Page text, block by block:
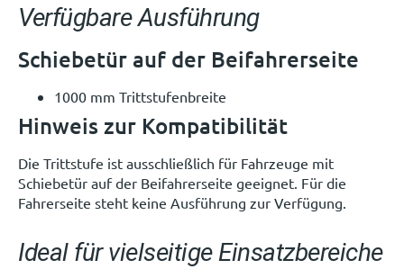
Verfügbare Ausführung
Schiebetür auf der Beifahrerseite
1000 mm Trittstufenbreite
Hinweis zur Kompatibilität
Die Trittstufe ist ausschließlich für Fahrzeuge mit
Schiebetür auf der Beifahrerseite geeignet. Für die
Fahrerseite steht keine Ausführung zur Verfügung.
Ideal für vielseitige Einsatzbereiche